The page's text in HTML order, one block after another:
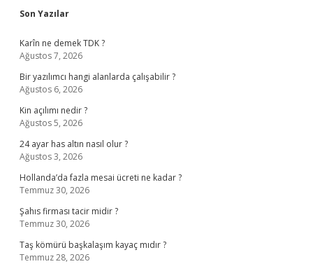
Sidebar
Son Yazılar
Karîn ne demek TDK ?
Ağustos 7, 2026
Bir yazılımcı hangi alanlarda çalışabilir ?
Ağustos 6, 2026
Kin açılımı nedir ?
Ağustos 5, 2026
24 ayar has altın nasıl olur ?
Ağustos 3, 2026
Hollanda’da fazla mesai ücreti ne kadar ?
Temmuz 30, 2026
Şahıs firması tacir midir ?
Temmuz 30, 2026
Taş kömürü başkalaşım kayaç mıdır ?
Temmuz 28, 2026